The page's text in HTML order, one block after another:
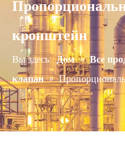
кронштейн
Вы здесь: Дом » Все
клапан »